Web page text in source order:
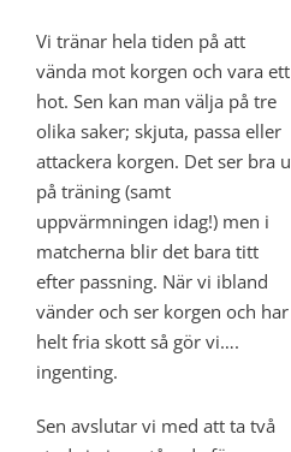
Vi tränar hela tiden på att
vända mot korgen och vara ett
hot. Sen kan man välja på tre
olika saker; skjuta, passa eller
attackera korgen. Det ser bra
på träning (samt
uppvärmningen idag!) men i
matcherna blir det bara titt
efter passning. När vi ibland
vänder och ser korgen och har
helt fria skott så gör vi….
ingenting.
Sen avslutar vi med att ta två